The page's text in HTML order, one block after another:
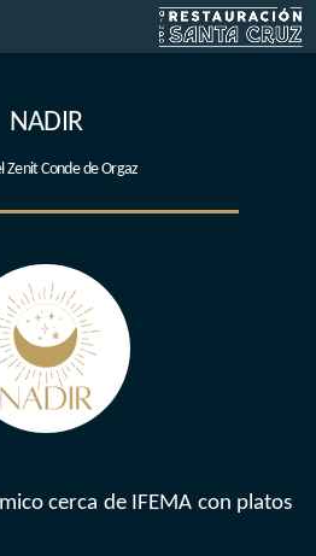
NADIR
Zenit Conde de Orgaz
cerca de IFEMA con platos